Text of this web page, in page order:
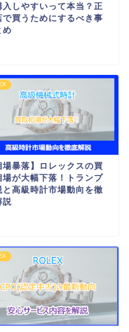
入しやすいって本当？正
で買うためにするべき事
め
場暴落】ロレックスの買
場が大幅下落！トランプ
と高級時計市場動向を徹
説